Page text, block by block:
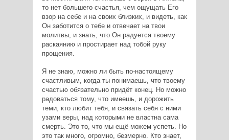
то нет большего счастья, чем ощущать Его
взор на себе и на своих близких, и видеть, как
Он заботится о тебе и отвечает на твои
молитвы, и знать, что Он радуется твоему
раскаянию и простирает над тобой руку
прощения.
Я не знаю, можно ли быть по-настоящему
счастливым, когда ты понимаешь, что твоему
счастью обязательно придёт конец. Но можно
радоваться тому, что имеешь, и дорожить
теми, кто любит тебя, и связать себя с ними
узами веры, над которыми не властна сама
смерть. Это то, что мы ещё можем успеть. Но
это так много, огромно, безмерно. Кто знает,